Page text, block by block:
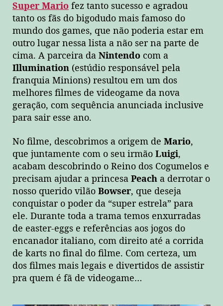
Super Mario fez tanto sucesso e agradou
tanto os fãs do bigodudo mais famoso do
mundo dos games, que não poderia estar em
outro lugar nessa lista a não ser na parte de
cima. A parceira da Nintendo com a
Illumination (estúdio responsável pela
franquia Minions) resultou em um dos
melhores filmes de videogame da nova
geração, com sequência anunciada inclusive
para sair esse ano.
No filme, descobrimos a origem de Mario,
que juntamente com o seu irmão Luigi,
acabam descobrindo o Reino dos Cogumelos e
precisam ajudar a princesa Peach a derrotar o
nosso querido vilão Bowser, que deseja
conquistar o poder da “super estrela” para
ele. Durante toda a trama temos enxurradas
de easter-eggs e referências aos jogos do
encanador italiano, com direito até a corrida
de karts no final do filme. Com certeza, um
dos filmes mais legais e divertidos de assistir
pra quem é fã de videogame…